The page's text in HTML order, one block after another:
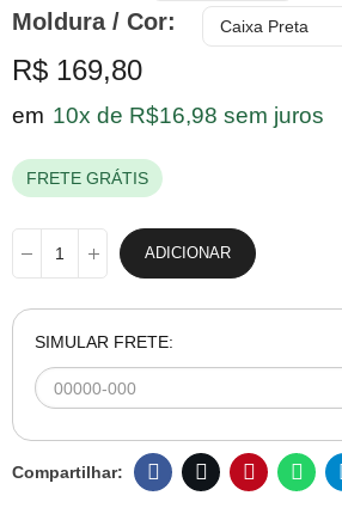
Moldura / Cor
R$ 169,80
em 10x de R$16,98 sem juros
FRETE GRÁTIS
ADICIONAR
SIMULAR FRETE: